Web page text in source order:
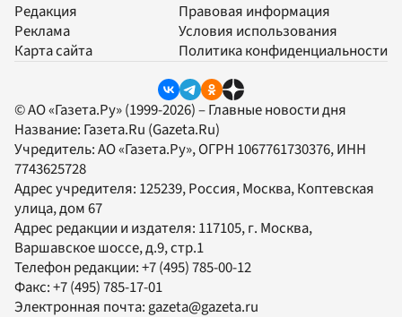
Редакция
Реклама
Карта сайта
Правовая информация
Условия использования
Политика конфиденциальности
© АО «Газета.Ру» (1999-2026) – Главные новости дня
Название: Газета.Ru (Gazeta.Ru)
Учредитель:АО «Газета.Ру», ОГРН 1067761730376, ИНН
7743625728
Адрес учредителя: 125239, Россия, Москва, Коптевская
улица, дом 67
Адрес редакции и издателя: 117105, г. Москва,
Варшавское шоссе, д.9, стр.1
Телефон редакции:+7 (495) 785-00-12
Факс:+7 (495) 785-17-01
Электронная почта:gazeta@gazeta.ru